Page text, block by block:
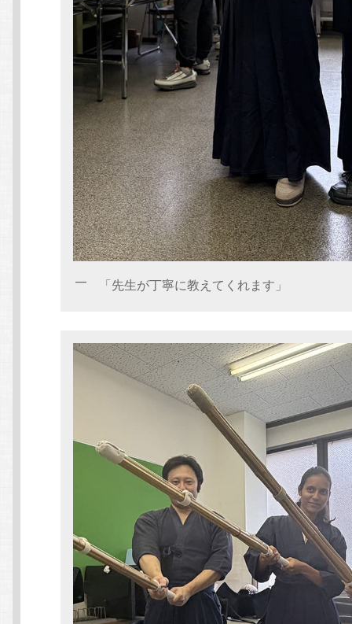
「先生が丁寧に教えてくれます」